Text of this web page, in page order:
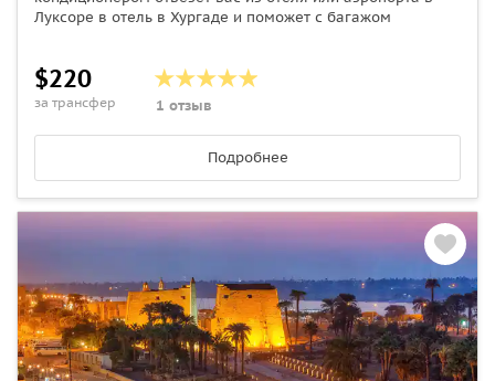
Луксоре в отель в Хургаде и поможет с багажом
$220
за трансфер 1 отзыв
Подробнее